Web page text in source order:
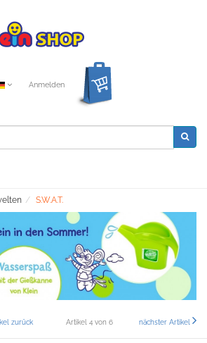
Anmelden
S.W.A.T.
zurück Artikel 4 von 6 nächster Artikel